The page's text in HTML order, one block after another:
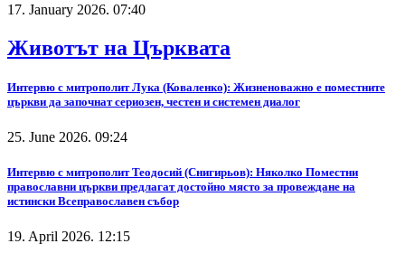
17. January 2026. 07:40
Животът на Църквата
Интервю с митрополит Лука (Коваленко): Жизненоважно е поместните
църкви да започнат сериозен, честен и системен диалог
25. June 2026. 09:24
Интервю с митрополит Теодосий (Снигирьов): Няколко Поместни
православни църкви предлагат достойно място за провеждане на
истински Всеправославен събор
19. April 2026. 12:15